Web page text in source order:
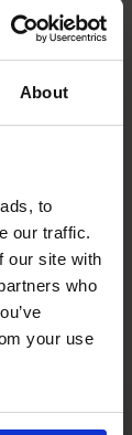
About
to
our traffic.
our site with
who
your use
们的优势
慧，通过与
全球社区分